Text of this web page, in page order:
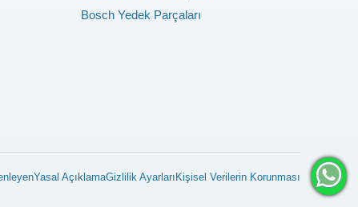
Bosch Yedek Parçaları
Yasal AçıklamaGizlilik Ayarları Kişisel Verilerin Korunması